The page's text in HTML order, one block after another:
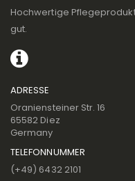
Hochwertige
gut.
ADRESSE
Oraniensteiner Str. 16
65582 Diez
Germany
TELEFONNUMMER
(+49) 6432 2101